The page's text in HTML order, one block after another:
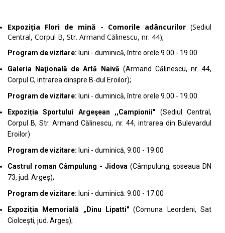
Expoziția Flori de mină - Comorile adâncurilor(Sediul
Central, Corpul B, Str. Armand Călinescu, nr. 44);
Program de vizitare: luni - duminică, între orele 9.00 - 19.00.
Galeria Naţională de Artă Naivă (Armand Călinescu, nr. 44,
Corpul C, intrarea dinspre B-dul Eroilor);
Program de vizitare: luni - duminică, între orele 9.00 - 19.00.
Expoziția Sportului Argeşean ,,Campionii" (Sediul Central,
Corpul B, Str. Armand Călinescu, nr. 44, intrarea din Bulevardul
Eroilor)
Program de vizitare: luni - duminică, 9.00 - 19.00
Castrul roman Câmpulung - Jidova (Câmpulung, şoseaua DN
73, jud. Argeș);
Program de vizitare: luni - duminică: 9.00 - 17.00
Expoziția Memorială „Dinu Lipatti"(Comuna Leordeni, Sat
Ciolcești, jud. Argeș);